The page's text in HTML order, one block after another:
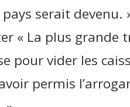
serait devenu.
« La plus grande
pour vider les
permis